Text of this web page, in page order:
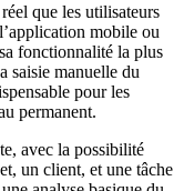
que les utilisateurs
mobile ou
fonctionnalité la plus
saisie manuelle du
pour les
permanent.
avec la possibilité
un client, et une tâche